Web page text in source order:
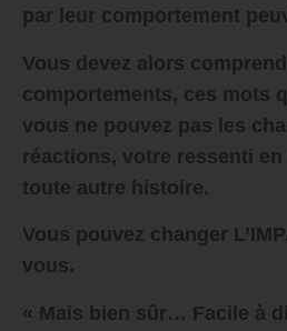
par leur comportement
Vous devez alors
comportements, ces mots
vous ne pouvez pas les
réactions, votre ressenti en
toute autre histoire.
Vous pouvez changer
vous.
« Mais bien sûr… Facile à